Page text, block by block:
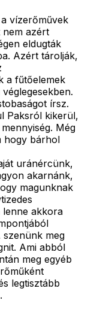
vízerőművek
nem azért
eldugták
Azért tárolják,
a fűtőelemek
írsz.
Paksról kikerül,
Még
hogy bárhol
uránércünk,
akarnánk,
magunknak
akkora
meg
Ami abból
meg egyéb
legtisztább